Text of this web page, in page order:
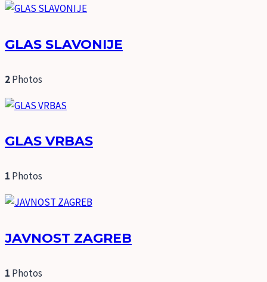
GLAS SLAVONIJE
2Photos
GLAS VRBAS
1 Photos
JAVNOST ZAGREB
1 Photos